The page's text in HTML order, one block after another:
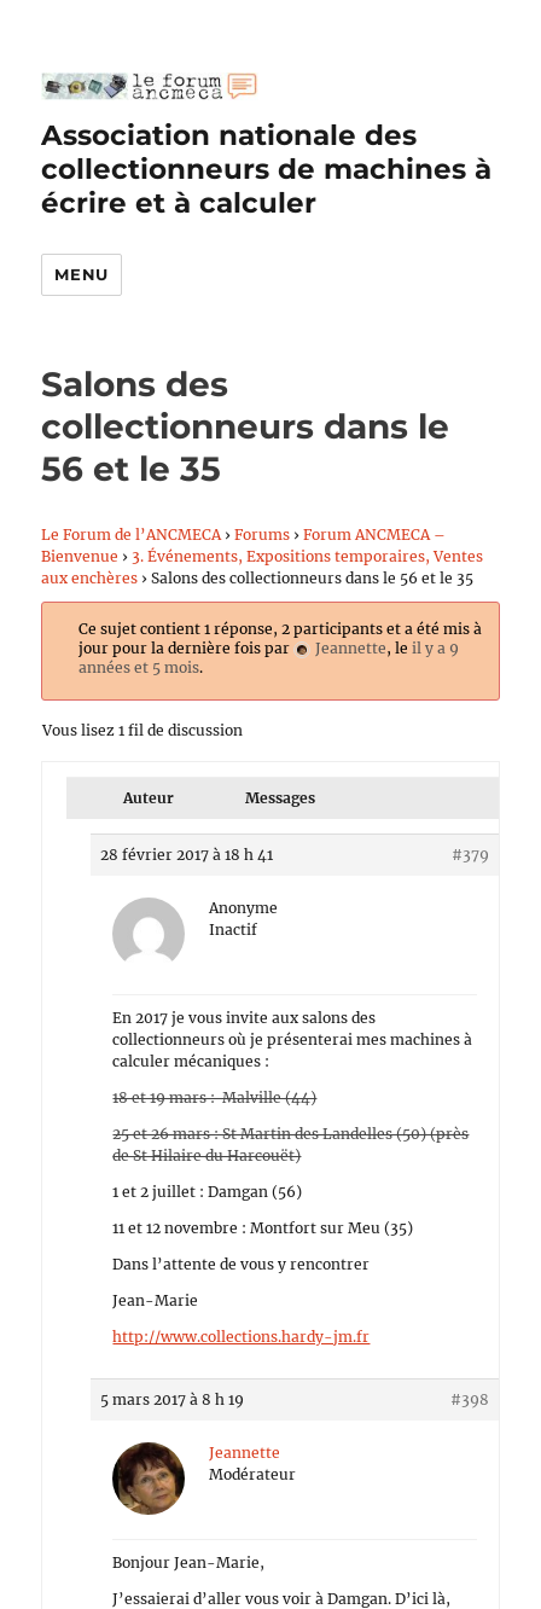
Association nationale des
collectionneurs de machines à
écrire et à calculer
MENU
Salons des
collectionneurs dans le
56 et le 35
Le Forum de l’ANCMECA › Forums › Forum ANCMECA –
Bienvenue › 3. Événements, Expositions temporaires, Ventes
aux enchères › Salons des collectionneurs dans le 56 et le 35
Ce sujet contient 1 réponse, 2 participants et a été mis à
jour pour la dernière fois par
Jeannette, le il y a 9
années et 5 mois.
Vous lisez 1 fil de discussion
Auteur Messages
28 février 2017 à 18 h 41 #379
Anonyme
Inactif
En 2017 je vous invite aux salons des
collectionneurs où je présenterai mes machines à
calculer mécaniques :
18 et 19 mars : Malville (44)
25 et 26 mars : St Martin des Landelles (50) (près
de St Hilaire du Harcouët)
1 et 2 juillet : Damgan (56)
11 et 12 novembre : Montfort sur Meu (35)
Dans l’attente de vous y rencontrer
Jean-Marie
http://www.collections.hardy-jm.fr
5 mars 2017 à 8 h 19 #398
Jeannette
Modérateur
Bonjour Jean-Marie,
J’essaierai d’aller vous voir à Damgan. D’ici là,